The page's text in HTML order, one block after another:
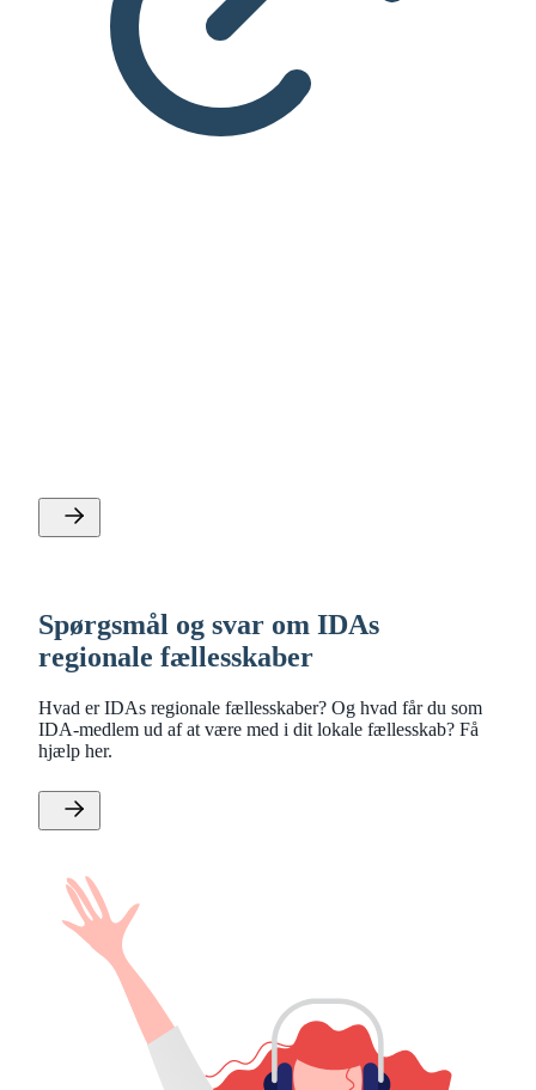
Spørgsmål og svar om IDAs
regionale fællesskaber
Hvad er IDAs regionale fællesskaber? Og hvad får du som
IDA-medlem ud af at være med i dit lokale fællesskab? Få
hjælp her.